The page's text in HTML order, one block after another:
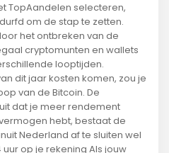
TopAandelen selecteren,
om de stap te zetten.
het ontbreken van de
cryptomunten en wallets
looptijden.
dit jaar kosten komen, zou je
van de Bitcoin. De
dat je meer rendement
hebt, bestaat de
Nederland af te sluiten wel
op je rekening Als jouw